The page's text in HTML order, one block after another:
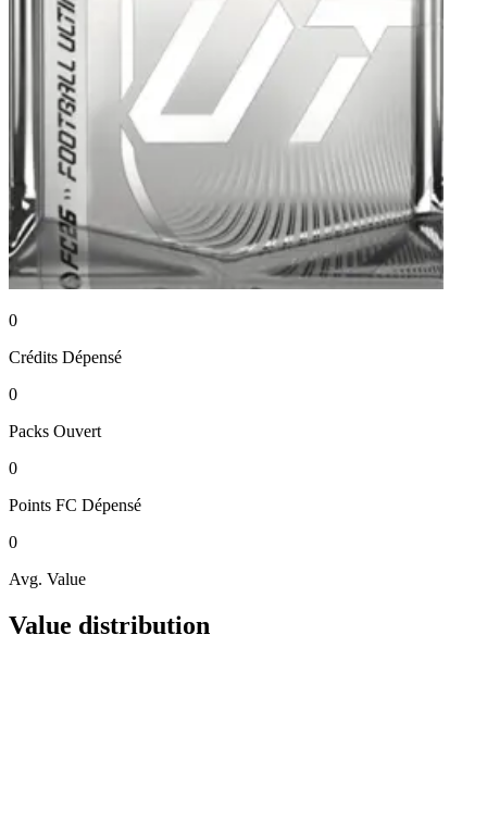
0
Crédits Dépensé
0
Packs Ouvert
0
Points FC Dépensé
0
Avg. Value
Value distribution